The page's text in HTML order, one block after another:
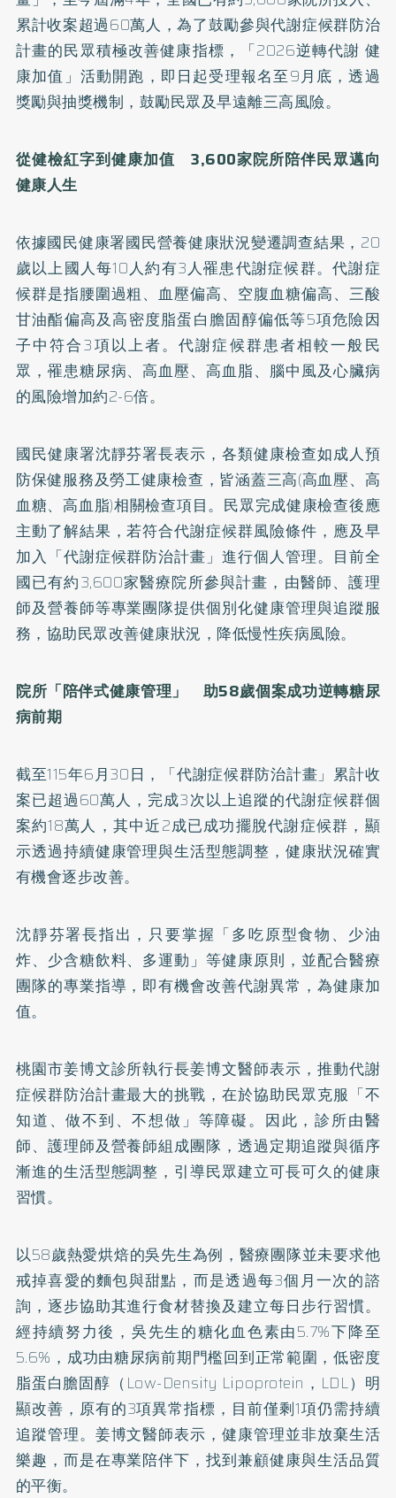
累計收案超過60萬人，為了鼓勵參與代謝症候群防治
計畫的民眾積極改善健康指標，「2026逆轉代謝 健
康加值」活動開跑，即日起受理報名至9月底，透過
獎勵與抽獎機制，鼓勵民眾及早遠離三高風險。
從健檢紅字到健康加值 3,600家院所陪伴民眾邁向
健康人生
依據國民健康署國民營養健康狀況變遷調查結果，20
歲以上國人每10人約有3人罹患代謝症候群。代謝症
候群是指腰圍過粗、血壓偏高、空腹血糖偏高、三酸
甘油酯偏高及高密度脂蛋白膽固醇偏低等5項危險因
子中符合3項以上者。代謝症候群患者相較一般民
眾，罹患糖尿病、高血壓、高血脂、腦中風及心臟病
的風險增加約2-6倍。
國民健康署沈靜芬署長表示，各類健康檢查如成人預
防保健服務及勞工健康檢查，皆涵蓋三高(高血壓、高
血糖、高血脂)相關檢查項目。民眾完成健康檢查後應
主動了解結果，若符合代謝症候群風險條件，應及早
加入「代謝症候群防治計畫」進行個人管理。目前全
國已有約3,600家醫療院所參與計畫，由醫師、護理
師及營養師等專業團隊提供個別化健康管理與追蹤服
務，協助民眾改善健康狀況，降低慢性疾病風險。
院所「陪伴式健康管理」 助58歲個案成功逆轉糖尿
病前期
截至115年6月30日，「代謝症候群防治計畫」累計收
案已超過60萬人，完成3次以上追蹤的代謝症候群個
案約18萬人，其中近2成已成功擺脫代謝症候群，顯
示透過持續健康管理與生活型態調整，健康狀況確實
有機會逐步改善。
沈靜芬署長指出，只要掌握「多吃原型食物、少油
炸、少含糖飲料、多運動」等健康原則，並配合醫療
團隊的專業指導，即有機會改善代謝異常，為健康加
值。
桃園市姜博文診所執行長姜博文醫師表示，推動代謝
症候群防治計畫最大的挑戰，在於協助民眾克服「不
知道、做不到、不想做」等障礙。因此，診所由醫
師、護理師及營養師組成團隊，透過定期追蹤與循序
漸進的生活型態調整，引導民眾建立可長可久的健康
習慣。
以58歲熱愛烘焙的吳先生為例，醫療團隊並未要求他
戒掉喜愛的麵包與甜點，而是透過每3個月一次的諮
詢，逐步協助其進行食材替換及建立每日步行習慣。
經持續努力後，吳先生的糖化血色素由5.7%下降至
5.6%，成功由糖尿病前期門檻回到正常範圍，低密度
脂蛋白膽固醇（Low-Density Lipoprotein，LDL）明
顯改善，原有的3項異常指標，目前僅剩1項仍需持續
追蹤管理。姜博文醫師表示，健康管理並非放棄生活
樂趣，而是在專業陪伴下，找到兼顧健康與生活品質
的平衡。